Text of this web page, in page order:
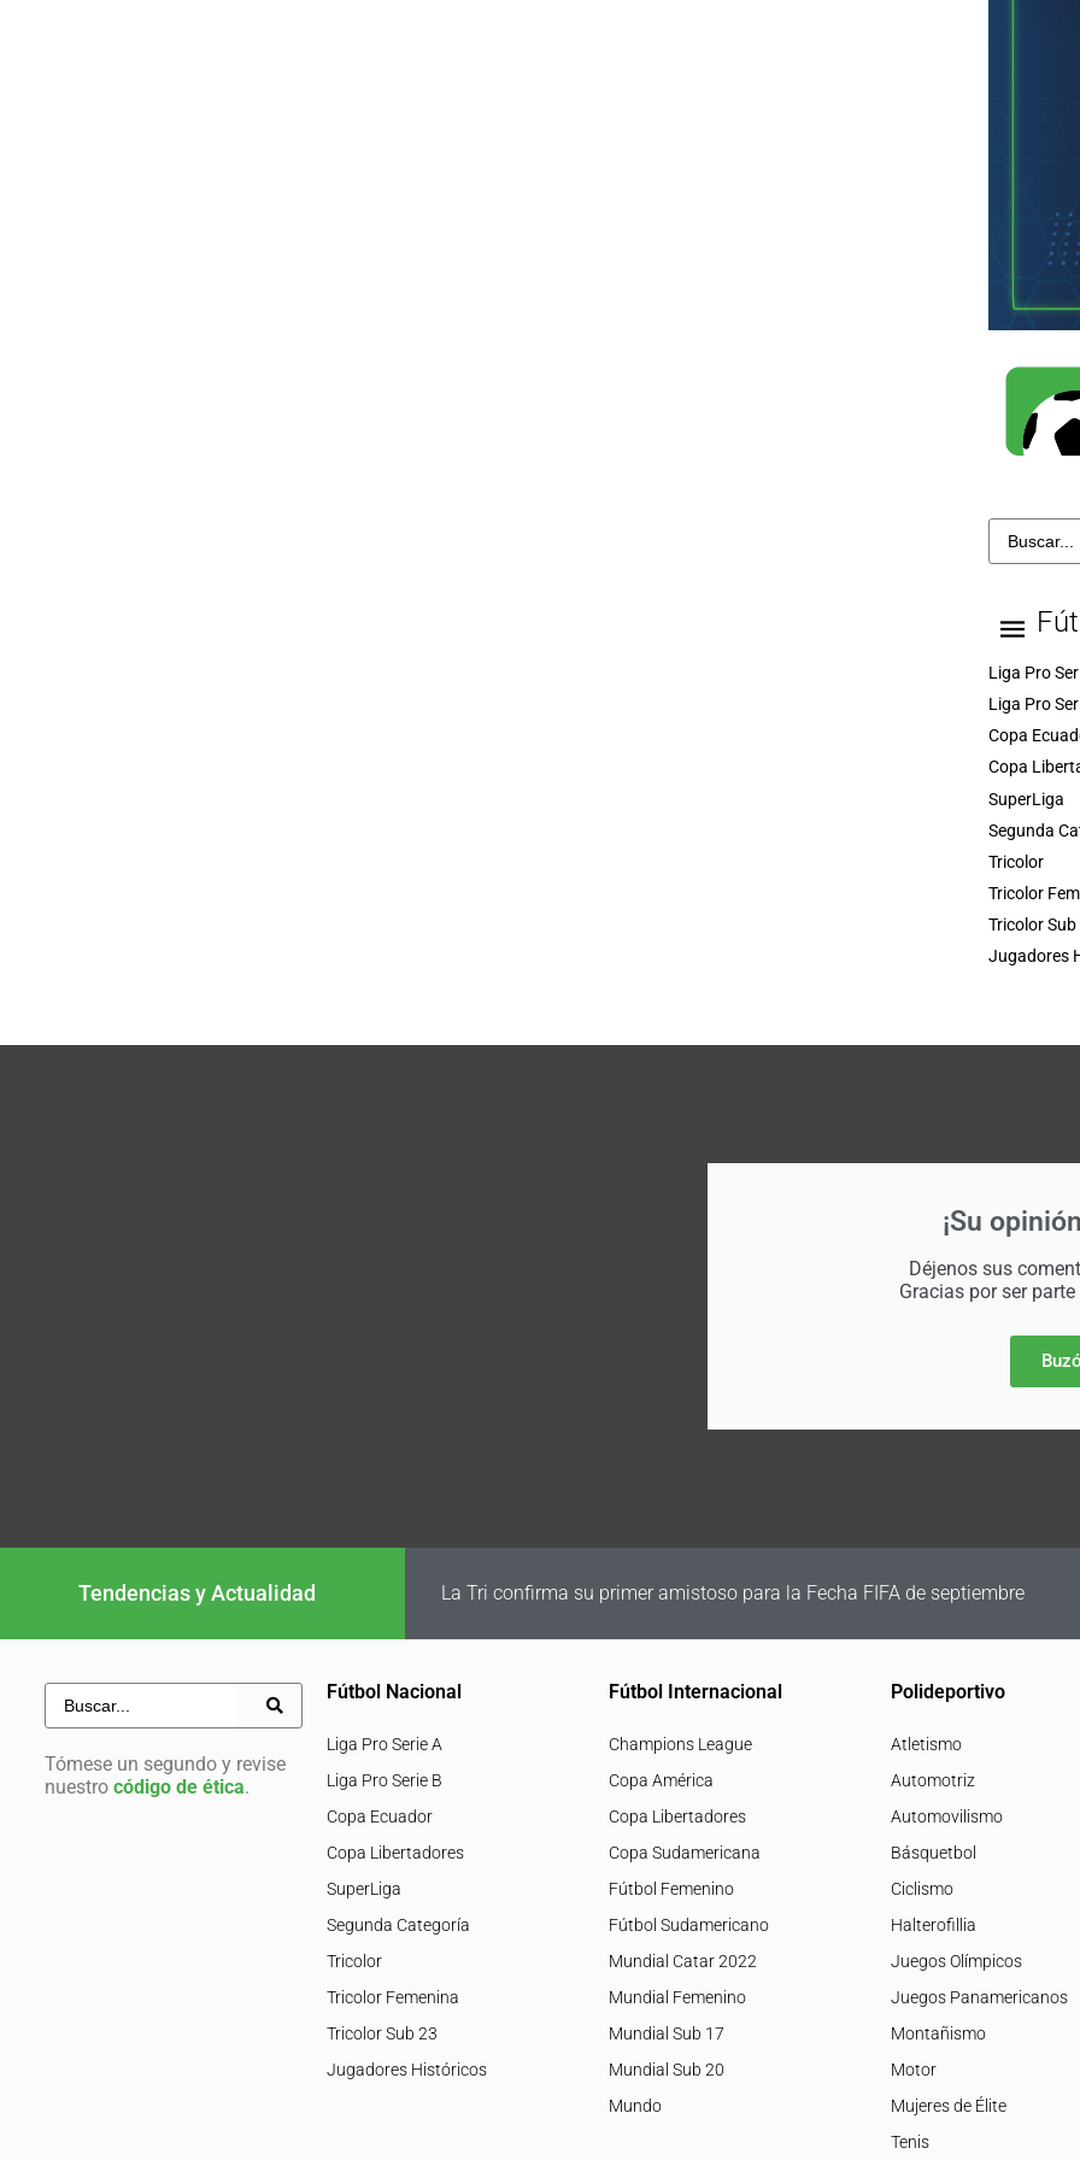
Liga Pro
Liga Pro
Copa
Copa
SuperLiga
Segunda
Tricolor
Tricolor
Tricolor Sub
Jugadores
¡Su
Déjenos sus
Gracias por ser
Tendencias y Actualidad La Tri confirma su primer amistoso para la Fecha FIFA de septiembre
Tómese un segundo y revise
nuestro código de ética.
Fútbol Nacional
Liga Pro Serie A
Liga Pro Serie B
Copa Ecuador
Copa Libertadores
SuperLiga
Segunda Categoría
Tricolor
Tricolor Femenina
Tricolor Sub 23
Jugadores Históricos
Fútbol Internacional
Champions League
Copa América
Copa Libertadores
Copa Sudamericana
Fútbol Femenino
Fútbol Sudamericano
Mundial Catar 2022
Mundial Femenino
Mundial Sub 17
Mundial Sub 20
Mundo
Polideportivo
Atletismo
Automotriz
Automovilismo
Básquetbol
Ciclismo
Halterofillia
Juegos Olímpicos
Juegos Panamericanos
Montañismo
Motor
Mujeres de Élite
Tenis